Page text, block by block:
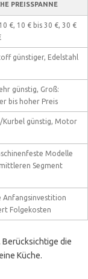
PREISSPANNE
€, 10 € bis 30 €, 30 €
günstiger, Edelstahl
günstig, Groß:
bis hoher Preis
Kurbel günstig, Motor
Modelle
Segment
Anfangsinvestition
Folgekosten
Berücksichtige die
Küche.